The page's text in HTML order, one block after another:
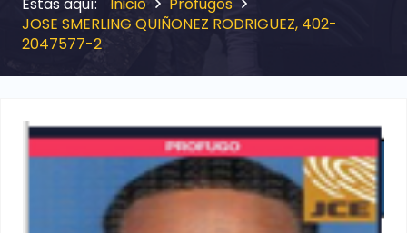
JOSE SMERLING QUIÑONEZ RODRIGUEZ, 402-
2047577-2